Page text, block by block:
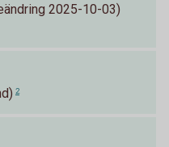
2025-10-03)
2